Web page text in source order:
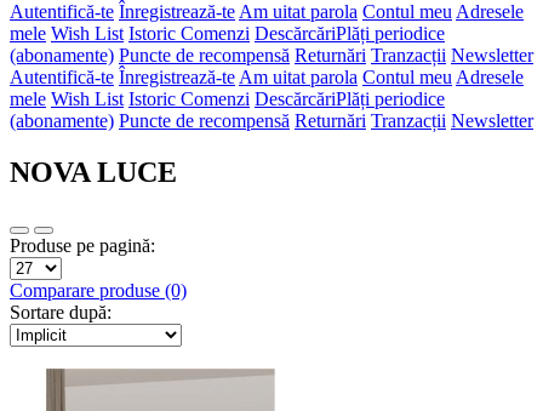
Autentifică-te Înregistrează-te Am uitat parola Contul meu Adresele
mele Wish List Istoric Comenzi DescărcăriPlăți periodice
(abonamente) Puncte de recompensă Returnări Tranzacții Newsletter
Autentifică-te Înregistrează-te Am uitat parola Contul meu Adresele
mele Wish List Istoric Comenzi DescărcăriPlăți periodice
(abonamente) Puncte de recompensă Returnări Tranzacții Newsletter
NOVA LUCE
Produse pe pagină:
Comparare produse (0)
Sortare după: